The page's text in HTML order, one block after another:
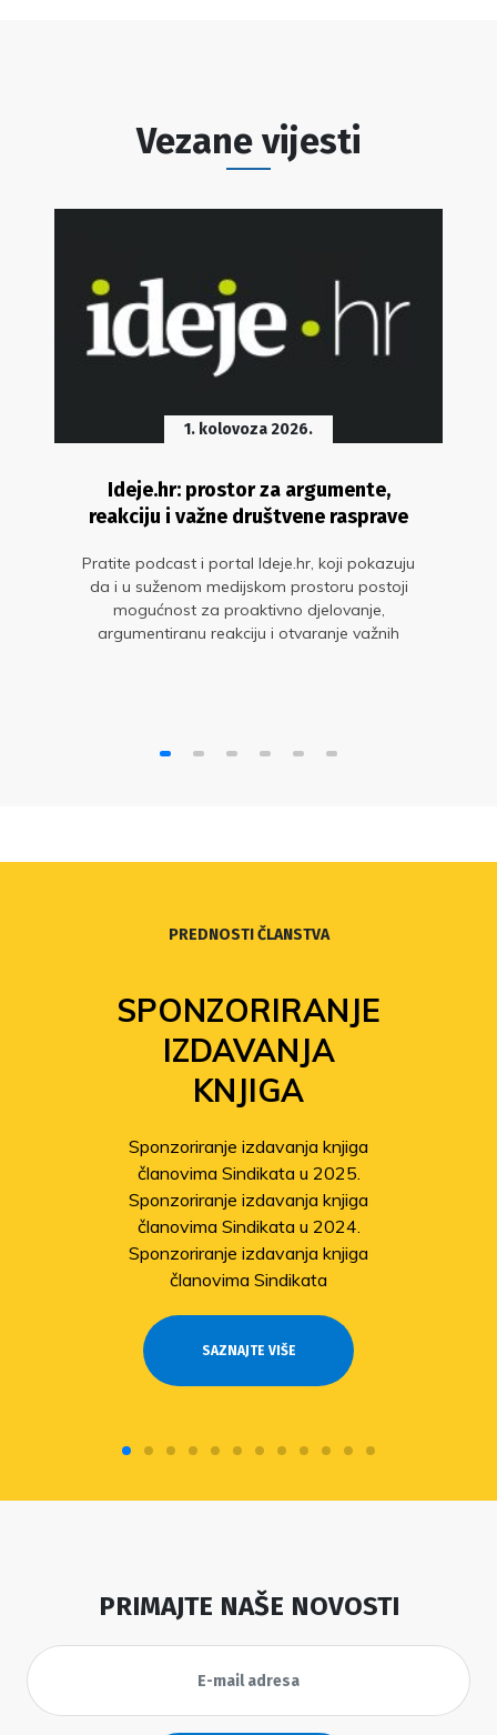
Vezane vijesti
1. kolovoza 2026.
Ideje.hr: prostor za argumente,
reakciju i važne društvene rasprave
Pratite podcast i portal Ideje.hr, koji pokazuju
da i u suženom medijskom prostoru postoji
mogućnost za proaktivno djelovanje,
argumentiranu reakciju i otvaranje važnih
PREDNOSTI ČLANSTVA
SPONZORIRANJE
IZDAVANJA
KNJIGA
Sponzoriranje izdavanja knjiga
članovima Sindikata u 2025.
Sponzoriranje izdavanja knjiga
članovima Sindikata u 2024.
Sponzoriranje izdavanja knjiga
članovima Sindikata
SAZNAJTE VIŠE
PRIMAJTE NAŠE NOVOSTI